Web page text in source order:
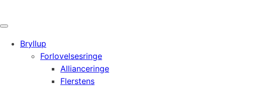
Bryllup
Forlovelsesringe
Allianceringe
Flerstens